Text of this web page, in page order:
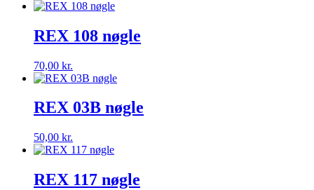
REX 108 nøgle
70,00 kr.
REX 03B nøgle
50,00 kr.
REX 117 nøgle